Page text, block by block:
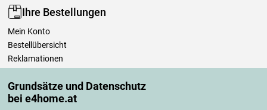
Grundsätze und Datenschutz
bei e4home.at
Ihre Bestellungen
Mein Konto
Bestellübersicht
Reklamationen
Einfach mehr wissen
Richtlinien zur Verarbeitung von Bewertungen